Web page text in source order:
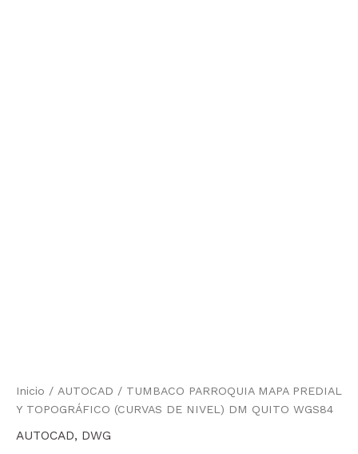
Inicio / AUTOCAD / TUMBACO PARROQUIA MAPA PREDIAL
Y TOPOGRÁFICO (CURVAS DE NIVEL) DM QUITO WGS84
AUTOCAD, DWG